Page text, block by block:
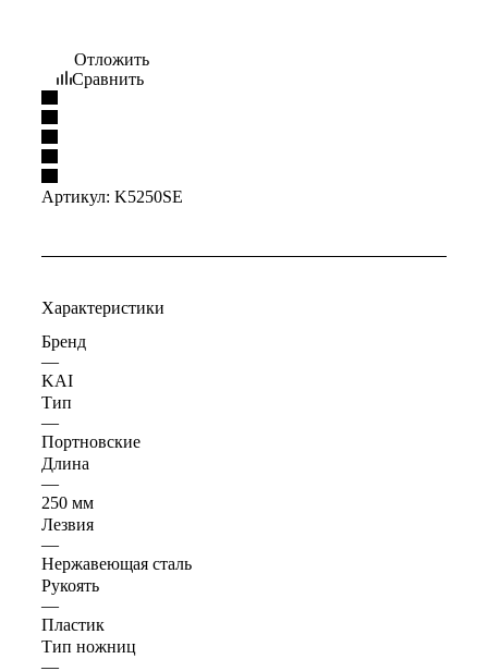
Отложить
Сравнить
Артикул: K5250SE
Характеристики
Бренд
—
KAI
Тип
—
Портновские
Длина
—
250 мм
Лезвия
—
Нержавеющая сталь
Рукоять
—
Пластик
Тип ножниц
—